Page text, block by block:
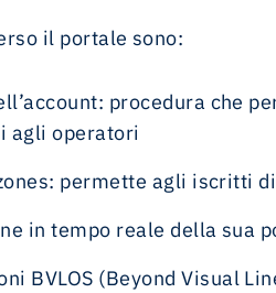
il portale sono:
procedura che
agli operatori
permette agli iscritti
in tempo reale della sua
BVLOS (Beyond Visual